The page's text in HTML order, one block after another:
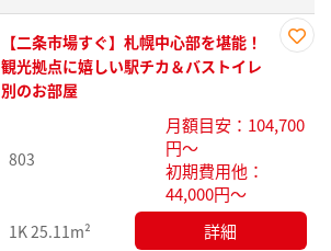
録
【二条市場すぐ】札幌中心部を堪能！
観光拠点に嬉しい駅チカ＆バストイレ
別のお部屋
803
月額目安：104,700
円～
初期費用他：
44,000円～
1K25.11m² 詳細